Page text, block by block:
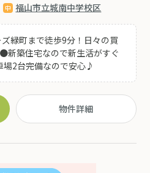
福山市立城南中学校区
緑町まで徒歩9分！日々の買
築住宅なので新生活がすぐ
2台完備なので安心♪
物件詳細